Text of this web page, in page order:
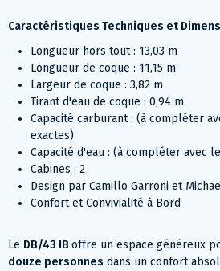
Caractéristiques Techniques et
Longueur hors tout : 13,03 m
Longueur de coque : 11,15 m
Largeur de coque : 3,82 m
Tirant d'eau de coque : 0,94 m
Capacité carburant : (à compléter
exactes)
Capacité d'eau : (à compléter avec
Cabines : 2
Design par Camillo Garroni et
Confort et Convivialité à Bord
Le DB/43 IB offre un espace généreux
douze personnes dans un confort